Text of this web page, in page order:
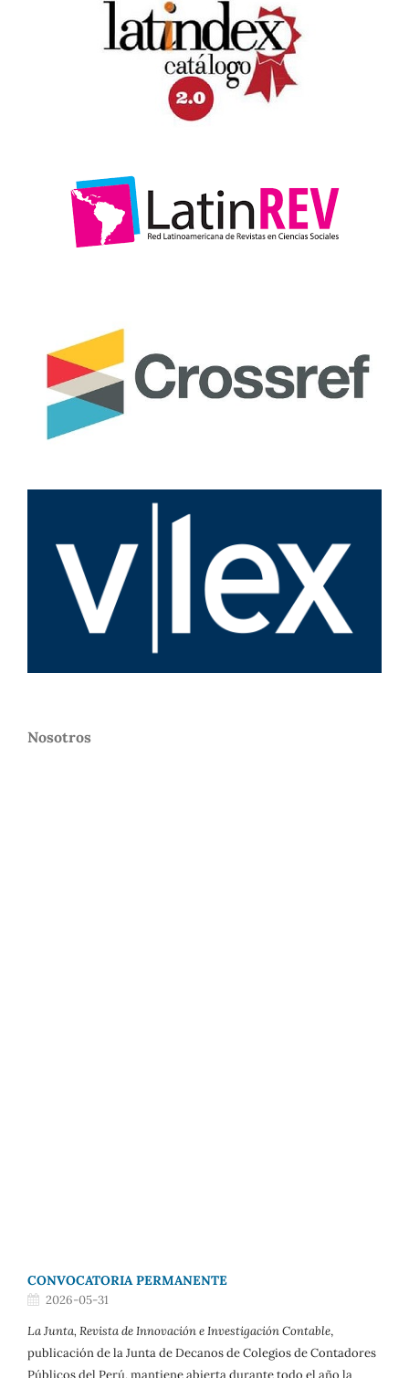
Nosotros
CONVOCATORIA PERMANENTE
2026-05-31
La Junta, Revista de Innovación e Investigación Contable,
publicación de la Junta de Decanos de Colegios de Contadores
Públicos del Perú, mantiene abierta durante todo el año la